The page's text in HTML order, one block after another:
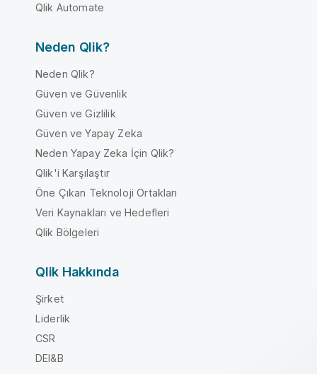
Qlik Automate
Neden Qlik?
Neden Qlik?
Güven ve Güvenlik
Güven ve Gizlilik
Güven ve Yapay Zeka
Neden Yapay Zeka İçin Qlik?
Qlik'i Karşılaştır
Öne Çıkan Teknoloji Ortakları
Veri Kaynakları ve Hedefleri
Qlik Bölgeleri
Qlik Hakkında
Şirket
Liderlik
CSR
DEI&B